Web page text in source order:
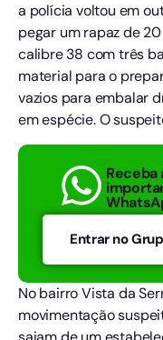
a polícia voltou em
pegar um rapaz de
calibre 38 com três
material para o
vazios para embalar
em espécie. O
Receba
Entrar no
No bairro Vista da
movimentação